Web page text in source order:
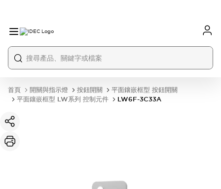
首頁 開關與指示燈 按鈕開關
平面鑲嵌框型 按鈕開關
平面鑲嵌框型 LW系列 控制元件
LW6F-3C33A